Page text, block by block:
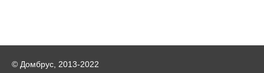
© Домбрус, 2013-2022